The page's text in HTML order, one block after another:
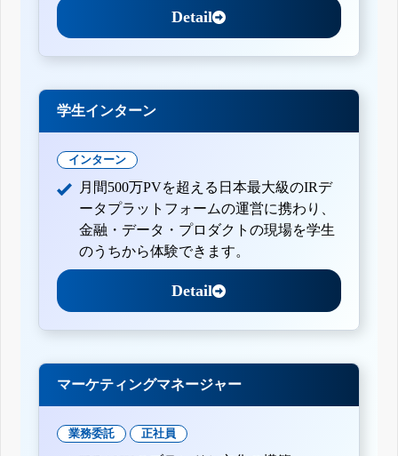
Detail
学生インターン
インターン
月間500万PVを超える日本最大級のIRデ
ータプラットフォームの運営に携わり、
金融・データ・プロダクトの現場を学生
のうちから体験できます。
Detail
マーケティングマネージャー
業務委託 正社員